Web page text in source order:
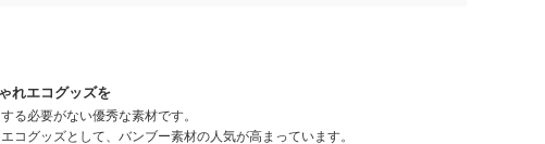
れエコグッズを
る必要がない優秀な素材です。
グッズとして、バンブー素材の人気が高まっています。